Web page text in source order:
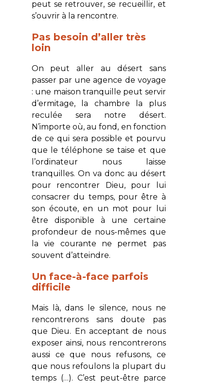
peut se retrouver, se recueillir, et
s’ouvrir à la rencontre.
Pas besoin d’aller très
loin
On peut aller au désert sans
passer par une agence de voyage
: une maison tranquille peut servir
d’ermitage, la chambre la plus
reculée sera notre désert.
N’importe où, au fond, en fonction
de ce qui sera possible et pourvu
que le téléphone se taise et que
l’ordinateur nous laisse
tranquilles. On va donc au désert
pour rencontrer Dieu, pour lui
consacrer du temps, pour être à
son écoute, en un mot pour lui
être disponible à une certaine
profondeur de nous-mêmes que
la vie courante ne permet pas
souvent d’atteindre.
Un face-à-face parfois
difficile
Mais là, dans le silence, nous ne
rencontrerons sans doute pas
que Dieu. En acceptant de nous
exposer ainsi, nous rencontrerons
aussi ce que nous refusons, ce
que nous refoulons la plupart du
temps (…). C’est peut-être parce